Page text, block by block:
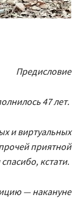
Предисловие
47 лет.
и виртуальных
приятной
кстати.
— накануне